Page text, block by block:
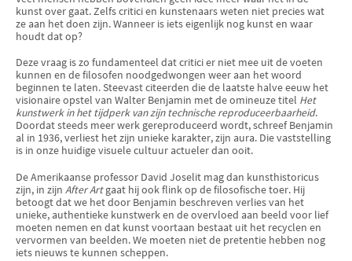
kunst over gaat. Zelfs critici en kunstenaars weten niet precies wat
ze aan het doen zijn. Wanneer is iets eigenlijk nog kunst en waar
houdt dat op?
Deze vraag is zo fundamenteel dat critici er niet mee uit de voeten
kunnen en de filosofen noodgedwongen weer aan het woord
beginnen te laten. Steevast citeerden die de laatste halve eeuw het
visionaire opstel van Walter Benjamin met de omineuze titel Het
kunstwerk in het tijdperk van zijn technische reproduceerbaarheid.
Doordat steeds meer werk gereproduceerd wordt, schreef Benjamin
al in 1936, verliest het zijn unieke karakter, zijn aura. Die vaststelling
is in onze huidige visuele cultuur actueler dan ooit.
De Amerikaanse professor David Joselit mag dan kunsthistoricus
zijn, in zijn After Artgaat hij ook flink op de filosofische toer. Hij
betoogt dat we het door Benjamin beschreven verlies van het
unieke, authentieke kunstwerk en de overvloed aan beeld voor lief
moeten nemen en dat kunst voortaan bestaat uit het recyclen en
vervormen van beelden. We moeten niet de pretentie hebben nog
iets nieuws te kunnen scheppen.